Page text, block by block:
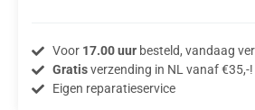
Voor 17.00 uurbesteld, vandaag
Gratisverzending in NL vanaf €35,-!
Eigen reparatieservice